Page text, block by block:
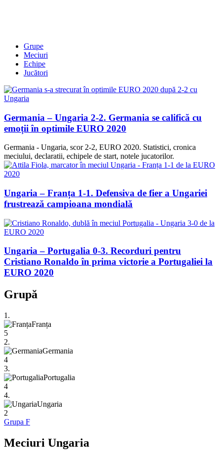
Grupe
Meciuri
Echipe
Jucători
Germania – Ungaria 2-2. Germania se califică cu
emoții în optimile EURO 2020
Germania - Ungaria, scor 2-2, EURO 2020. Statistici, cronica
meciului, declaratii, echipele de start, notele jucatorilor.
Ungaria – Franța 1-1. Defensiva de fier a Ungariei
frustrează campioana mondială
Ungaria – Portugalia 0-3. Recorduri pentru
Cristiano Ronaldo în prima victorie a Portugaliei la
EURO 2020
Grupă
1.
Franța
5
2.
Germania
4
3.
Portugalia
4
4.
Ungaria
2
Grupa F
Meciuri Ungaria